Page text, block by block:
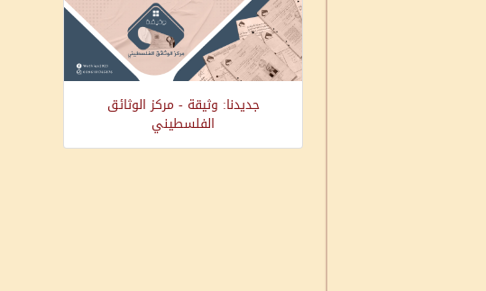
جديدنا: وثيقة - مركز الوثائق
الفلسطيني